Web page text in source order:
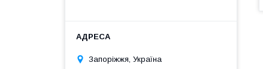
Запоріжжя, Україна